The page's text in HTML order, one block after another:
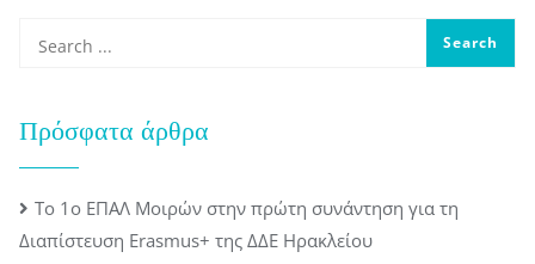
Πρόσφατα άρθρα
Το 1ο ΕΠΑΛ Μοιρών στην πρώτη συνάντηση για τη
Διαπίστευση Erasmus+ της ΔΔΕ Ηρακλείου